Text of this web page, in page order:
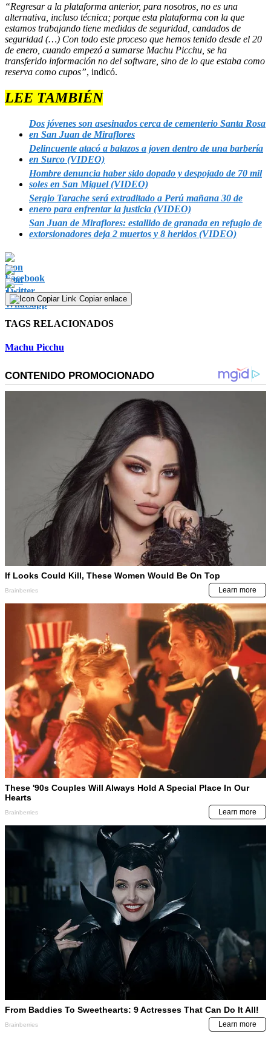
“Regresar a la plataforma anterior, para nosotros, no es una
alternativa, incluso técnica; porque esta plataforma con la que
estamos trabajando tiene medidas de seguridad, candados de
seguridad (…) Con todo este proceso que hemos tenido desde el 20
de enero, cuando empezó a sumarse Machu Picchu, se ha
transferido información no del software, sino de lo que estaba como
reserva como cupos”, indicó.
LEE TAMBIÉN
Dos jóvenes son asesinados cerca de cementerio Santa Rosa
en San Juan de Miraflores
Delincuente atacó a balazos a joven dentro de una barbería
en Surco (VIDEO)
Hombre denuncia haber sido dopado y despojado de 70 mil
soles en San Miguel (VIDEO)
Sergio Tarache será extraditado a Perú mañana 30 de
enero para enfrentar la justicia (VIDEO)
San Juan de Miraflores: estallido de granada en refugio de
extorsionadores deja 2 muertos y 8 heridos (VIDEO)
Copiar enlace
TAGS RELACIONADOS
Machu Picchu